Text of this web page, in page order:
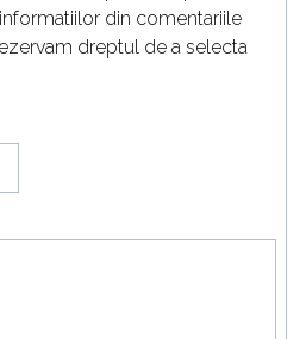
din comentariile
dreptul de a selecta